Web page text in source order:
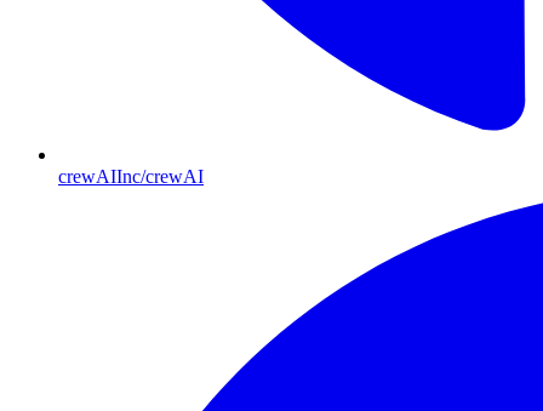
crewAIInc/crewAI